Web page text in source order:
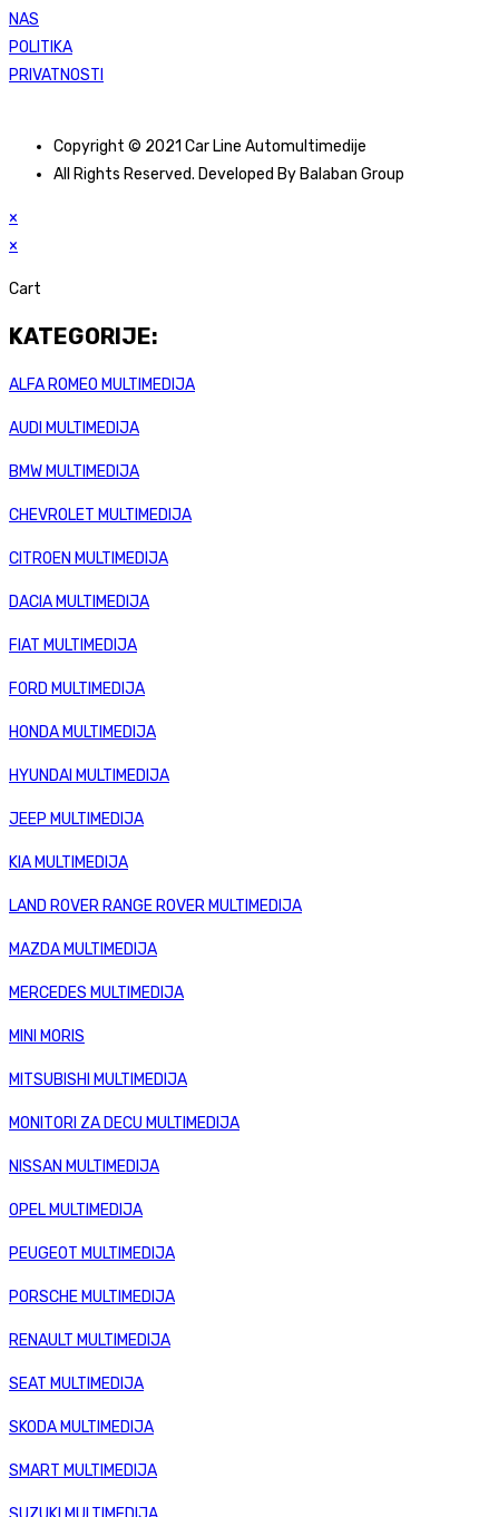
NAS
POLITIKA
PRIVATNOSTI
Copyright © 2021 Car Line Automultimedije
All Rights Reserved. Developed By Balaban Group
×
×
Cart
KATEGORIJE:
ALFA ROMEO MULTIMEDIJA
AUDI MULTIMEDIJA
BMW MULTIMEDIJA
CHEVROLET MULTIMEDIJA
CITROEN MULTIMEDIJA
DACIA MULTIMEDIJA
FIAT MULTIMEDIJA
FORD MULTIMEDIJA
HONDA MULTIMEDIJA
HYUNDAI MULTIMEDIJA
JEEP MULTIMEDIJA
KIA MULTIMEDIJA
LAND ROVER RANGE ROVER MULTIMEDIJA
MAZDA MULTIMEDIJA
MERCEDES MULTIMEDIJA
MINI MORIS
MITSUBISHI MULTIMEDIJA
MONITORI ZA DECU MULTIMEDIJA
NISSAN MULTIMEDIJA
OPEL MULTIMEDIJA
PEUGEOT MULTIMEDIJA
PORSCHE MULTIMEDIJA
RENAULT MULTIMEDIJA
SEAT MULTIMEDIJA
SKODA MULTIMEDIJA
SMART MULTIMEDIJA